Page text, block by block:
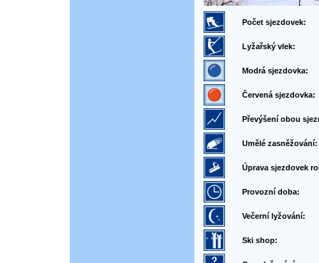
Počet sjezdovek:
Lyžařský vlek:
Modrá sjezdovka:
Červená sjezdovka:
Převýšení obou
Umělé zasněžování:
Úprava sjezdovek
Provozní doba:
Večerní lyžování:
Ski shop: